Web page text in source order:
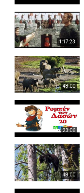
1:17:23
48:00
23:06
48:00